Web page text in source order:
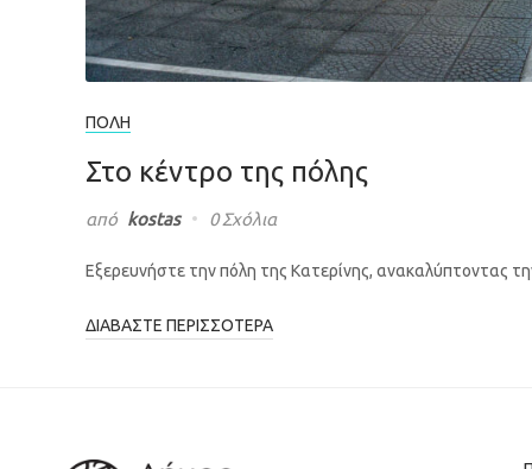
ΠΌΛΗ
Στο κέντρο της πόλης
από kostas 0 Σχόλια
Εξερευνήστε την πόλη της Κατερίνης, ανακαλύπτοντας
ΔΙΑΒΆΣΤΕ ΠΕΡΙΣΣΌΤΕΡΑ